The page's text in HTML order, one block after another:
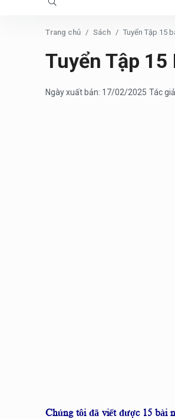
Trang chủ Sách Tuyển Tập 15
Tuyển Tập 15
Ngày xuất bản: 17/02/2025 Tác
Chúng tôi đã viết được 15 bài